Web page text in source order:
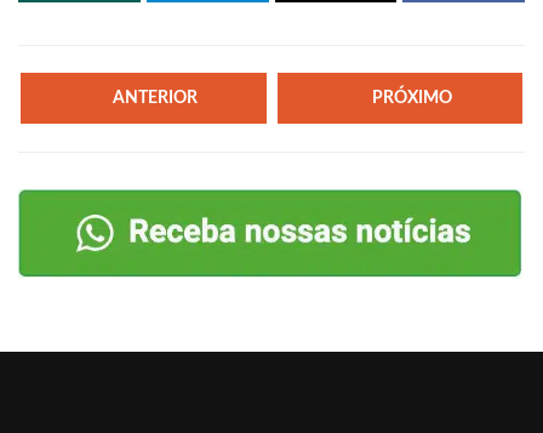
ANTERIOR PRÓXIMO